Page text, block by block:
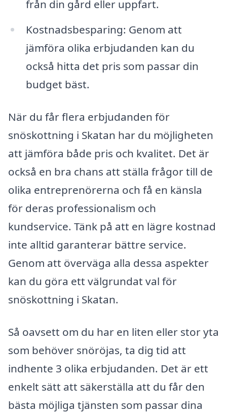
från din gård eller uppfart.
Kostnadsbesparing: Genom att
jämföra olika erbjudanden kan du
också hitta det pris som passar din
budget bäst.
När du får flera erbjudanden för
snöskottning i Skatan har du möjligheten
att jämföra både pris och kvalitet. Det är
också en bra chans att ställa frågor till de
olika entreprenörerna och få en känsla
för deras professionalism och
kundservice. Tänk på att en lägre kostnad
inte alltid garanterar bättre service.
Genom att överväga alla dessa aspekter
kan du göra ett välgrundat val för
snöskottning i Skatan.
Så oavsett om du har en liten eller stor yta
som behöver snöröjas, ta dig tid att
indhente 3 olika erbjudanden. Det är ett
enkelt sätt att säkerställa att du får den
bästa möjliga tjänsten som passar dina